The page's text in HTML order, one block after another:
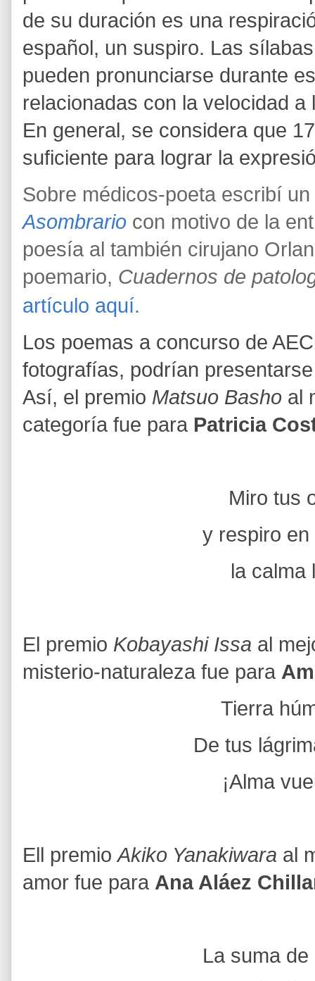
de su duración es una
español, un suspiro. Las
pueden pronunciarse durante
relacionadas con la velocidad
En general, se considera que
suficiente para lograr la
Sobre médicos-poeta escribí
Asombrario con motivo de la
poesía al también cirujano
poemario, Cuadernos de
artículo aquí.
Los poemas a concurso de
fotografías, podrían
Así, el premio Matsuo Basho al
categoría fue para Patricia
Miro tus
y respiro
la calma
El premio Kobayashi Issa al
misterio-naturaleza fue para
Tierra
De tus
¡Alma
Ell premioAkiko Yanakiwara al
amor fue para Ana Aláez
La suma